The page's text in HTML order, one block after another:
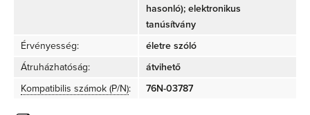
hasonló); elektronikus
tanúsítvány
Érvényesség:
életre szóló
Átruházhatóság:
átvihető
Kompatibilis számok (P/N): 76N-03787